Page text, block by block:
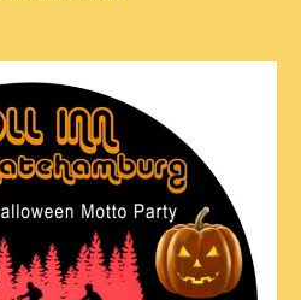
No.